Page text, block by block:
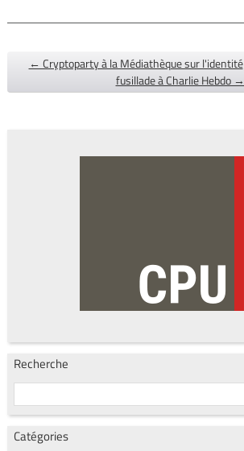
← Cryptoparty à la Médiathèque sur l'identité
fusillade à Charlie Hebdo →
Recherche
Catégories